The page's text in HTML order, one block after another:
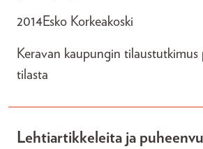
2014Esko Korkeakoski
Keravan kaupungin tilaustutkimus
tilasta
Lehtiartikkeleita ja